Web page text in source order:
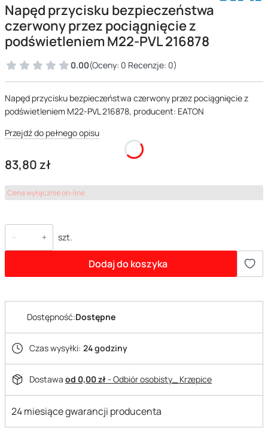
Napęd przycisku bezpieczeństwa
czerwony przez pociągnięcie z
podświetleniem M22-PVL 216878
0.00(Oceny: 0 Recenzje: 0)
Napęd przycisku bezpieczeństwa czerwony przez pociągnięcie z
podświetleniem M22-PVL 216878, producent: EATON
Przejdź do pełnego opisu
Cena
83,80 zł
Cena wyłącznie on-line
szt.
Dodaj do koszyka
Dostępność:Dostępne
Czas wysyłki: 24 godziny
Dostawa od 0,00 zł- Odbiór osobisty_ Krzepice
24 miesiące gwarancji producenta